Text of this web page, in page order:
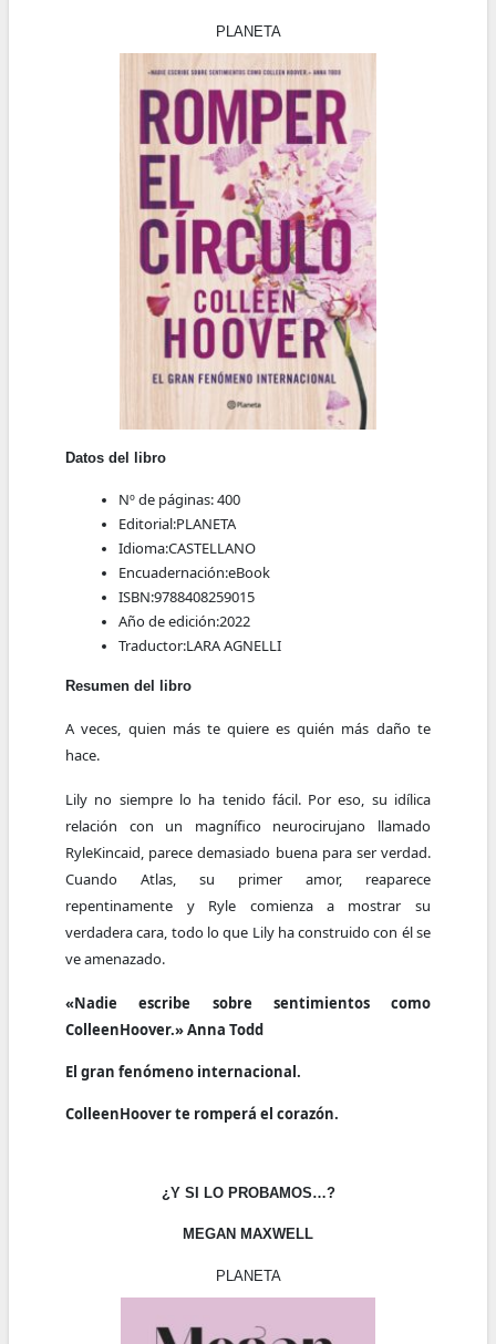
PLANETA
Datos del libro
Nº de páginas:400
Editorial:PLANETA
Idioma:CASTELLANO
Encuadernación:eBook
ISBN:9788408259015
Año de edición:2022
Traductor:LARA AGNELLI
Resumen del libro
A veces, quien más te quiere es quién más daño te
hace.
Lily no siempre lo ha tenido fácil. Por eso, su idílica
relación con un magnífico neurocirujano llamado
RyleKincaid, parece demasiado buena para ser verdad.
Cuando Atlas, su primer amor, reaparece
repentinamente y Ryle comienza a mostrar su
verdadera cara, todo lo que Lily ha construido con él se
ve amenazado.
«Nadie escribe sobre sentimientos como
ColleenHoover.» Anna Todd
El gran fenómeno internacional.
ColleenHoover te romperá el corazón.
¿Y SI LO PROBAMOS…?
MEGAN MAXWELL
PLANETA